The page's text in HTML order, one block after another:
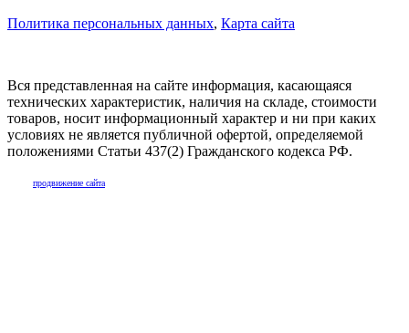
Политика персональных данных, Карта сайта
Вся представленная на сайте информация, касающаяся
технических характеристик, наличия на складе, стоимости
товаров, носит информационный характер и ни при каких
условиях не является публичной офертой, определяемой
положениями Статьи 437(2) Гражданского кодекса РФ.
продвижение сайта